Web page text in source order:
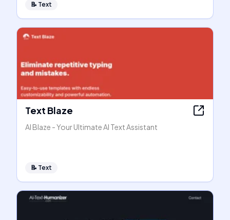
📝 Text
Text Blaze
AI Blaze - Your Ultimate AI Text Assistant
📝 Text